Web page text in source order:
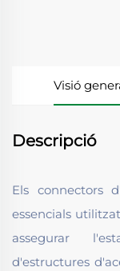
Visió
Descripció
Els connectors
essencials
assegurar
d'estructures